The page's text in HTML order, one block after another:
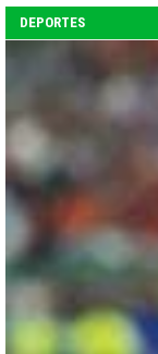
DEPORTES